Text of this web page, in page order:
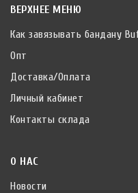
ВЕРХНЕЕ МЕНЮ
Как завязывать бандану
Опт
Доставка/Оплата
Личный кабинет
Контакты склада
О НАС
Новости